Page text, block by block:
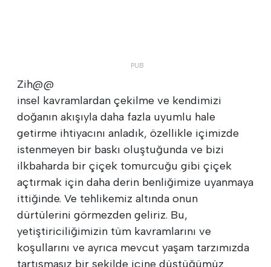
Zih@@
insel kavramlardan çekilme ve kendimizi
doğanın akışıyla daha fazla uyumlu hale
getirme ihtiyacını anladık, özellikle içimizde
istenmeyen bir baskı oluştuğunda ve bizi
ilkbaharda bir çiçek tomurcuğu gibi çiçek
açtırmak için daha derin benliğimize uyanmaya
ittiğinde. Ve tehlikemiz altında onun
dürtülerini görmezden geliriz. Bu,
yetiştiriciliğimizin tüm kavramlarını ve
koşullarını ve ayrıca mevcut yaşam tarzımızda
tartışmasız bir şekilde içine düştüğümüz